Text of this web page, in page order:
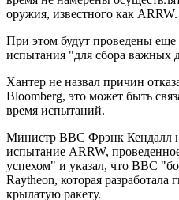
оружия, известного как ARRW.
При этом будут проведены
испытания "для сбора важных
Хантер не назвал причин
Bloomberg, это может быть
время испытаний.
Министр ВВС Фрэнк Кендалл
испытание ARRW,
успехом" и указал, что ВВС
Raytheon, которая разработала
крылатую ракету.